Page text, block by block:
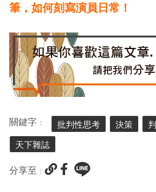
筆，如何刻寫演員日常！
關鍵字 : 批判性思考 決策
天下雜誌
分享至 :